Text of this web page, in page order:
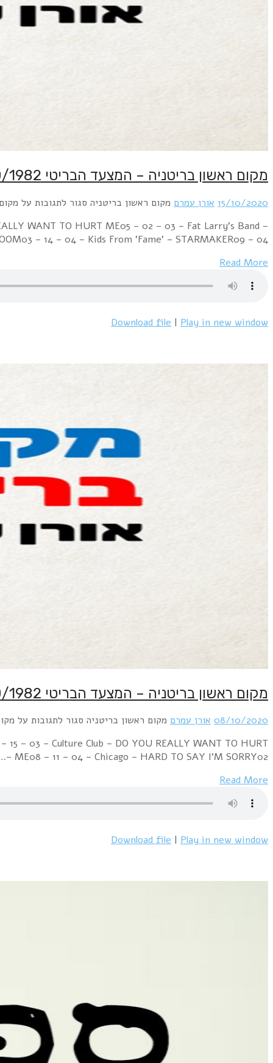
Week Ending 16 October 1982 04 – 01 – 01 –
Week Ending 09 October 1982 03 – 01 – 01 –